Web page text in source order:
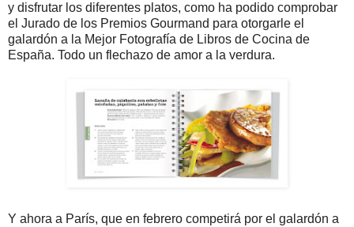
y disfrutar los diferentes platos, como ha podido comprobar
el Jurado de los Premios Gourmand para otorgarle el
galardón a la Mejor Fotografía de Libros de Cocina de
España. Todo un flechazo de amor a la verdura.
Y ahora a París, que en febrero competirá por el galardón a